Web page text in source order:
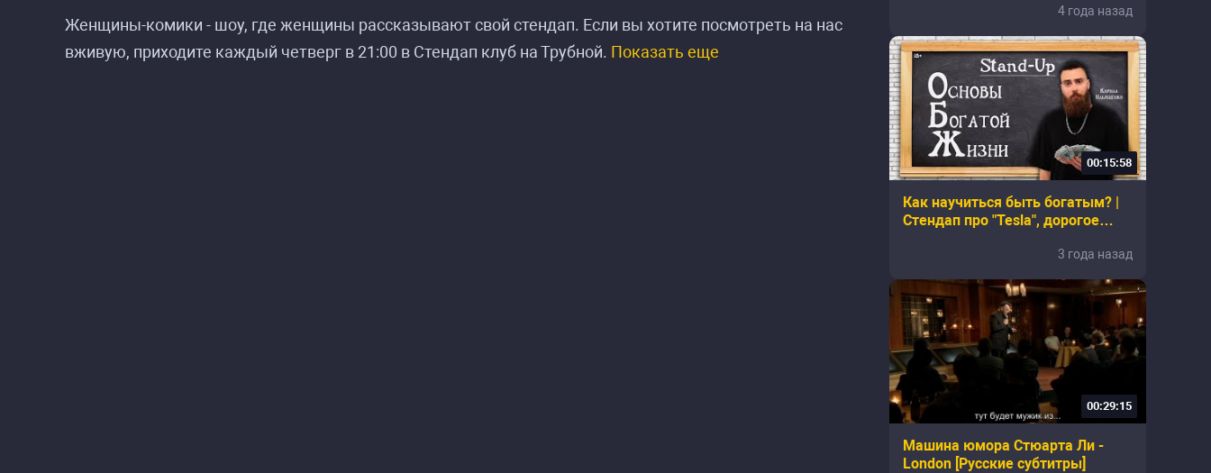
Женщины-комики - шоу, где женщины рассказывают свой стендап. Если вы хотите посмотреть на нас
вживую, приходите каждый четверг в 21:00 в Стендап клуб на Трубной. Показать еще
4 года назад
00:15:58
Как научиться быть богатым? |
Стендап про "Tesla", дорогое
3 года назад
00:29:15
Машина юмора Стюарта Ли -
London [Русские субтитры]